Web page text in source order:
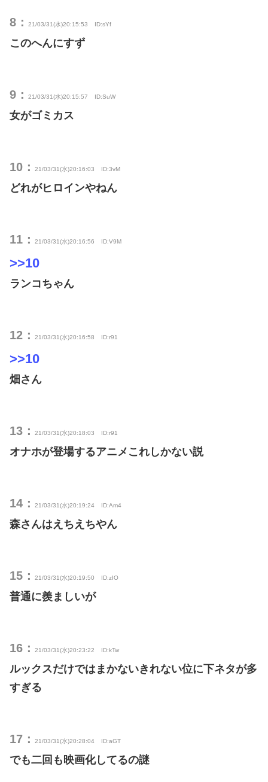
8： 21/03/31(水)20:15:53 ID:sYf
このへんにすず
9： 21/03/31(水)20:15:57 ID:SuW
女がゴミカス
10： 21/03/31(水)20:16:03 ID:3vM
どれがヒロインやねん
11： 21/03/31(水)20:16:56 ID:V9M
>>10
ランコちゃん
12： 21/03/31(水)20:16:58 ID:r91
>>10
畑さん
13： 21/03/31(水)20:18:03 ID:r91
オナホが登場するアニメこれしかない説
14： 21/03/31(水)20:19:24 ID:Am4
森さんはえちえちやん
15： 21/03/31(水)20:19:50 ID:zIO
普通に羨ましいが
16： 21/03/31(水)20:23:22 ID:kTw
ルックスだけではまかないきれない位に下ネタが多
すぎる
17： 21/03/31(水)20:28:04 ID:aGT
でも二回も映画化してるの謎